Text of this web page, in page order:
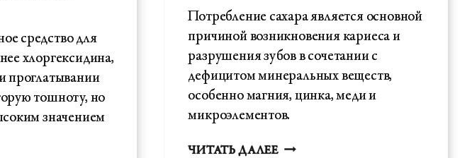
средство для
хлоргексидина,
проглатывании
тошноту, но
значением
Потребление сахара является основной
причиной возникновения кариеса и
разрушения зубов в сочетании с
дефицитом минеральных веществ,
особенно магния, цинка, меди и
микроэлементов.
ЧИТАТЬ ДАЛЕЕКАК